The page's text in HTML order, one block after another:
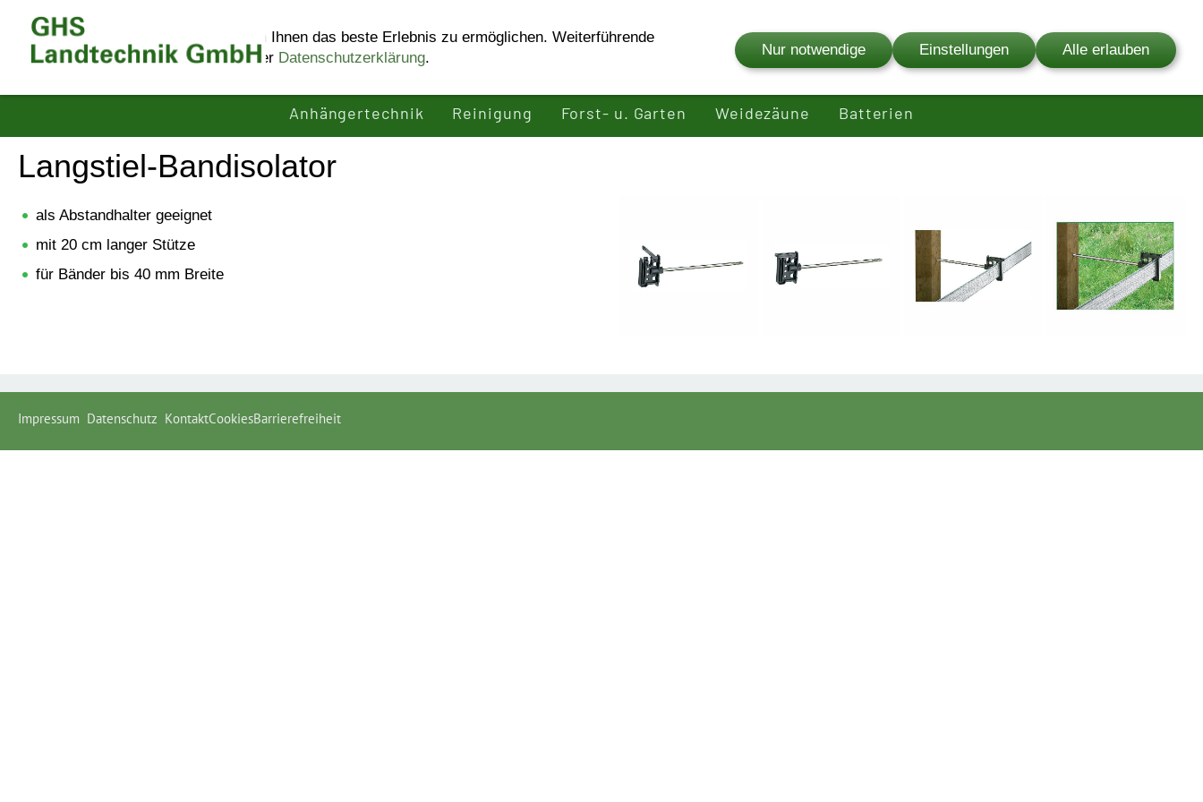
Produkte Reifenservice Ersatzteilservice Bewertungen
Anhängertechnik Reinigung Forst- u. Garten Weidezäune Batterien
Langstiel-Bandisolator
als Abstandhalter geeignet
mit 20 cm langer Stütze
für Bänder bis 40 mm Breite
Impressum Datenschutz KontaktCookiesBarrierefreiheit
Diese Website benutzt Cookies, um Ihnen das beste Erlebnis zu ermöglichen. Weiterführende
Informationen erhalten Sie in unserer Datenschutzerklärung. Nur notwendige Einstellungen Alle erlauben